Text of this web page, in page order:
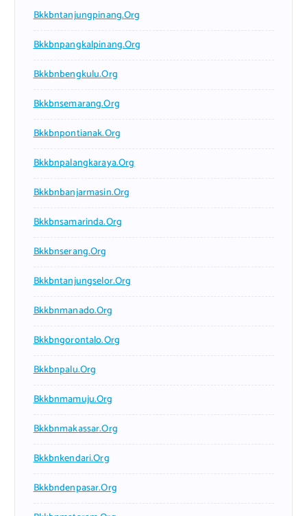
Bkkbntanjungpinang.org
Bkkbnpangkalpinang.org
Bkkbnbengkulu.org
Bkkbnsemarang.org
Bkkbnpontianak.org
Bkkbnpalangkaraya.org
Bkkbnbanjarmasin.org
Bkkbnsamarinda.org
Bkkbnserang.org
Bkkbntanjungselor.org
Bkkbnmanado.org
Bkkbngorontalo.org
Bkkbnpalu.org
Bkkbnmamuju.org
Bkkbnmakassar.org
Bkkbnkendari.org
Bkkbndenpasar.org